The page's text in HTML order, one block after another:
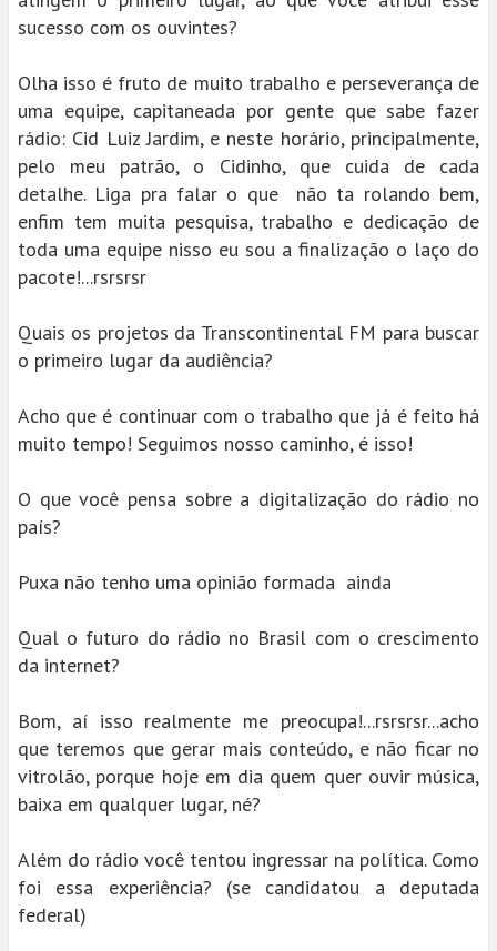
sucesso com os ouvintes?
Olha isso é fruto de muito trabalho e perseverança de
uma equipe, capitaneada por gente que sabe fazer
rádio: Cid Luiz Jardim, e neste horário, principalmente,
pelo meu patrão, o Cidinho, que cuida de cada
detalhe. Liga pra falar o que não ta rolando bem,
enfim tem muita pesquisa, trabalho e dedicação de
toda uma equipe nisso eu sou a finalização o laço do
pacote!...rsrsrsr
Quais os projetos da Transcontinental FM para buscar
o primeiro lugar da audiência?
Acho que é continuar com o trabalho que já é feito há
muito tempo! Seguimos nosso caminho, é isso!
O que você pensa sobre a digitalização do rádio no
país?
Puxa não tenho uma opinião formada ainda
Qual o futuro do rádio no Brasil com o crescimento
da internet?
Bom, aí isso realmente me preocupa!...rsrsrsr...acho
que teremos que gerar mais conteúdo, e não ficar no
vitrolão, porque hoje em dia quem quer ouvir música,
baixa em qualquer lugar, né?
Além do rádio você tentou ingressar na política. Como
foi essa experiência? (se candidatou a deputada
federal)